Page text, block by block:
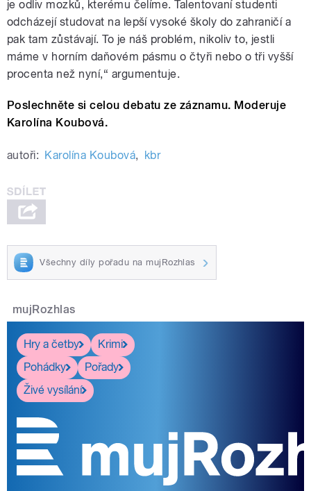
je odliv mozků, kterému čelíme. Talentovaní studenti
odcházejí studovat na lepší vysoké školy do zahraničí a
pak tam zůstávají. To je náš problém, nikoliv to, jestli
máme v horním daňovém pásmu o čtyři nebo o tři vyšší
procenta než nyní,“ argumentuje.
Poslechněte si celou debatu ze záznamu. Moderuje
Karolína Koubová.
autoři: Karolína Koubová, kbr
Všechny díly pořadu na mujRozhlas
mujRozhlas
Hry a četby
Krimi
Pohádky
Pořady
Živé vysílání